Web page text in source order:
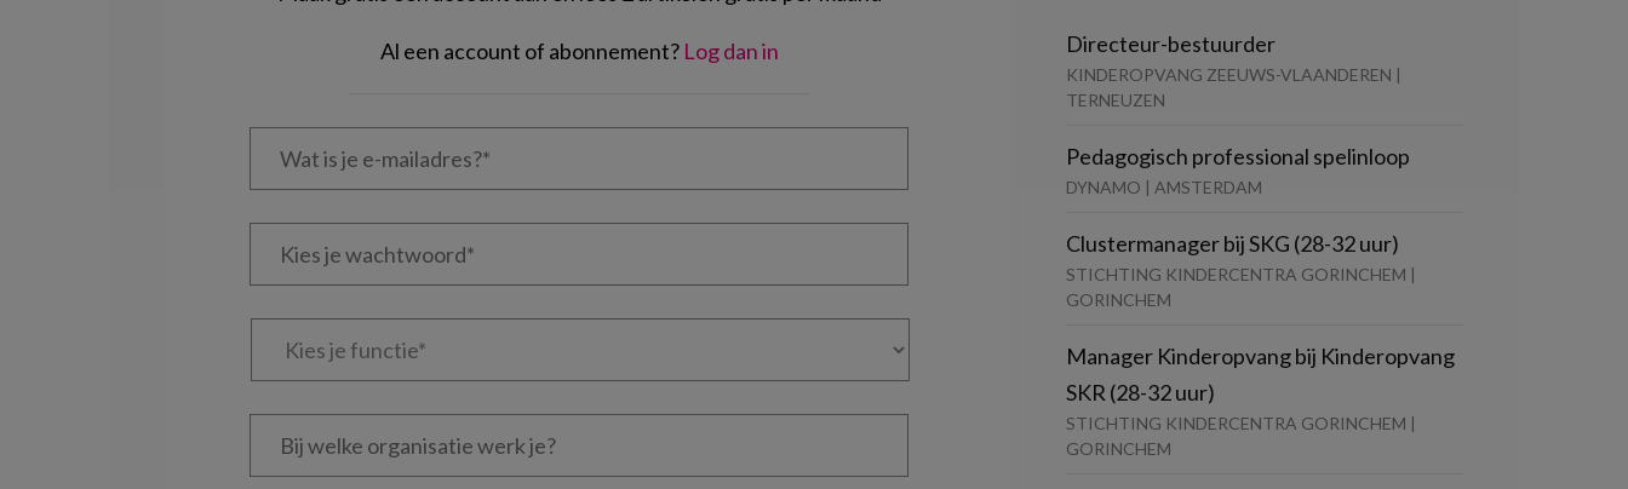
Al een account of abonnement? Log dan in
Wat
Kies
Kies
Bij
welke
Directeur-bestuurder
KINDEROPVANG ZEEUWS-VLAANDEREN |
TERNEUZEN
Pedagogisch professional spelinloop
DYNAMO | AMSTERDAM
Clustermanager bij SKG (28-32 uur)
STICHTING KINDERCENTRA GORINCHEM |
GORINCHEM
Manager Kinderopvang bij Kinderopvang
SKR (28-32 uur)
STICHTING KINDERCENTRA GORINCHEM |
GORINCHEM